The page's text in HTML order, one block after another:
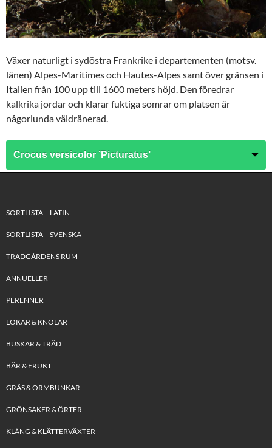
Växer naturligt i sydöstra Frankrike i departementen (motsv.
länen) Alpes-Maritimes och Hautes-Alpes samt över gränsen i
Italien från 100 upp till 1600 meters höjd. Den föredrar
kalkrika jordar och klarar fuktiga somrar om platsen är
någorlunda väldränerad.
SORTLISTA – LATIN
SORTLISTA – SVENSKA
TRÄDGÅRDENS RUM
ANNUELLER
PERENNER
LÖKAR & KNÖLAR
BUSKAR & TRÄD
BÄR & FRUKT
GRÄS & ORMBUNKAR
GRÖNSAKER & ÖRTER
KLÄNG & KLÄTTERVÄXTER